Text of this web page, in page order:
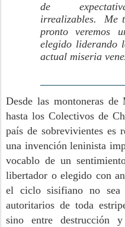
de
irrealizables. Me
pronto veremos
elegido liderando
actual miseria
Desde las montoneras
hasta los Colectivos de
país de sobrevivientes es
una invención leninista
vocablo de un
libertador o elegido con
el ciclo sisifiano no sea
autoritarios de toda
sino entre destrucción